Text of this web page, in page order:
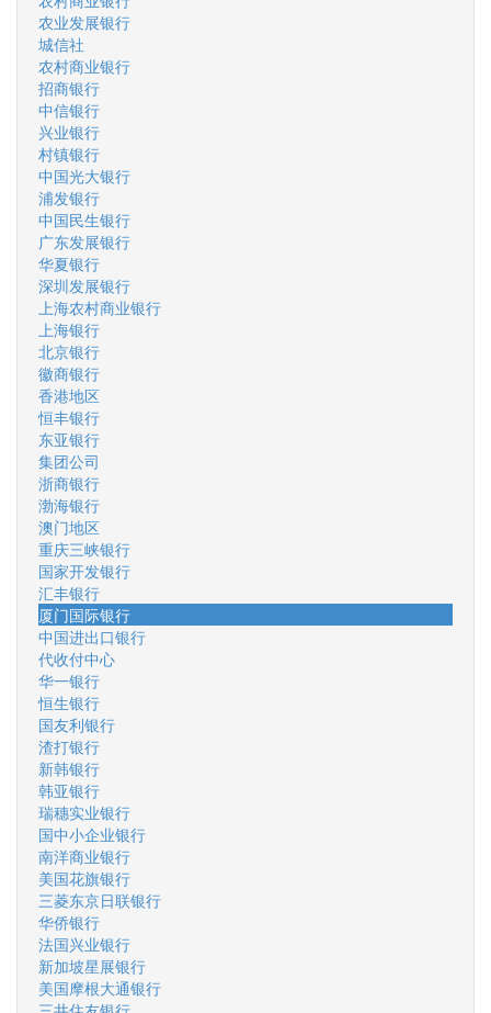
农业发展银行
城信社
农村商业银行
招商银行
中信银行
兴业银行
村镇银行
中国光大银行
浦发银行
中国民生银行
广东发展银行
华夏银行
深圳发展银行
上海农村商业银行
上海银行
北京银行
徽商银行
香港地区
恒丰银行
东亚银行
集团公司
浙商银行
渤海银行
澳门地区
重庆三峡银行
国家开发银行
汇丰银行
厦门国际银行
中国进出口银行
代收付中心
华一银行
恒生银行
国友利银行
渣打银行
新韩银行
韩亚银行
瑞穗实业银行
国中小企业银行
南洋商业银行
美国花旗银行
三菱东京日联银行
华侨银行
法国兴业银行
新加坡星展银行
美国摩根大通银行